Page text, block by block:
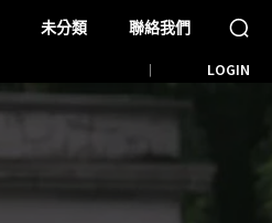
未分類 聯絡我們
LOGIN